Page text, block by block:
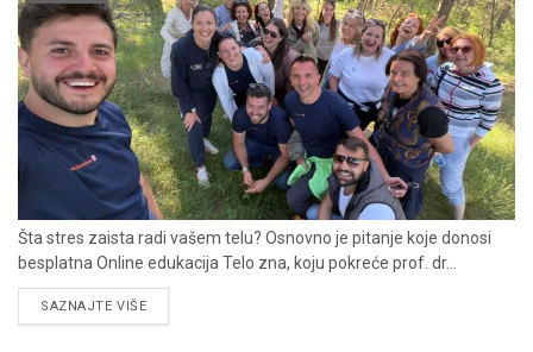
Šta stres zaista radi vašem telu? Osnovno je pitanje koje donosi
besplatna Online edukacija Telo zna, koju pokreće prof. dr...
SAZNAJTE VIŠEDETAILS